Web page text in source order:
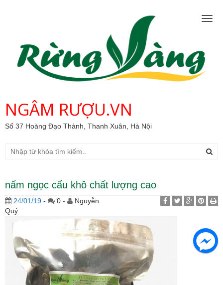
NGÂM RƯỢU.VN
Số 37 Hoàng Đạo Thành, Thanh Xuân, Hà Nội
nấm ngọc cẩu khô chất lượng cao
24/01/19 - 0 -
Nguyễn
Quý